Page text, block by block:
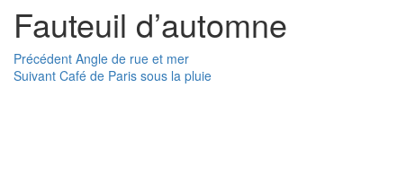
Fauteuil d’automne
Navigation
de
Précédent Article
précédent :
Angle de rue et mer
Suivant Article
Café de Paris sous la pluie